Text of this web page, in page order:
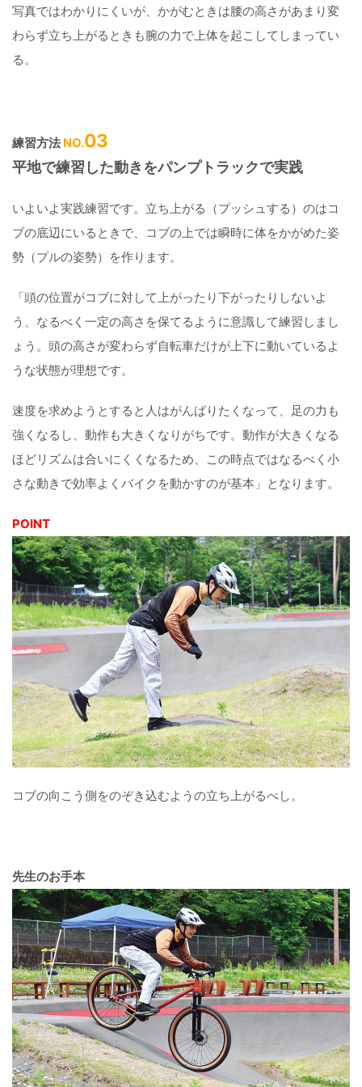
写真ではわかりにくいが、かがむときは腰の高さがあまり変
わらず立ち上がるときも腕の力で上体を起こしてしまってい
る。
練習方法 NO.03
平地で練習した動きをパンプトラックで実践
いよいよ実践練習です。立ち上がる（プッシュする）のはコ
ブの底辺にいるときで、コブの上では瞬時に体をかがめた姿
勢（プルの姿勢）を作ります。
「頭の位置がコブに対して上がったり下がったりしないよ
う、なるべく一定の高さを保てるように意識して練習しまし
ょう。頭の高さが変わらず自転車だけが上下に動いているよ
うな状態が理想です。
速度を求めようとすると人はがんばりたくなって、足の力も
強くなるし、動作も大きくなりがちです。動作が大きくなる
ほどリズムは合いにくくなるため、この時点ではなるべく小
さな動きで効率よくバイクを動かすのが基本」となります。
POINT
コブの向こう側をのぞき込むようの立ち上がるべし。
先生のお手本